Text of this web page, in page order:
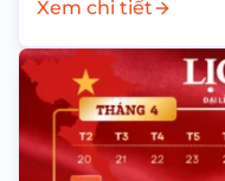
Xem chi tiết